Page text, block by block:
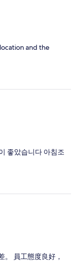
and the
좋았습니다 아침조
員工態度良好，